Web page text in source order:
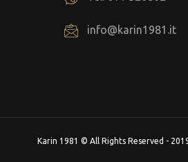
info@karin1981.it
Karin 1981 © All Rights Reserved -